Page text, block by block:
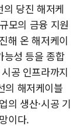
당진 해저케
모의 금융 지원
해 온 해저케이
능성 등을 종합
공 인프라까지
의 해저케이블
의 생산·시공 기
이다.